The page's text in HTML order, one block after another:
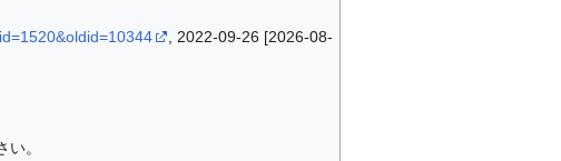
, 2022-09-26 [2026-08-
。